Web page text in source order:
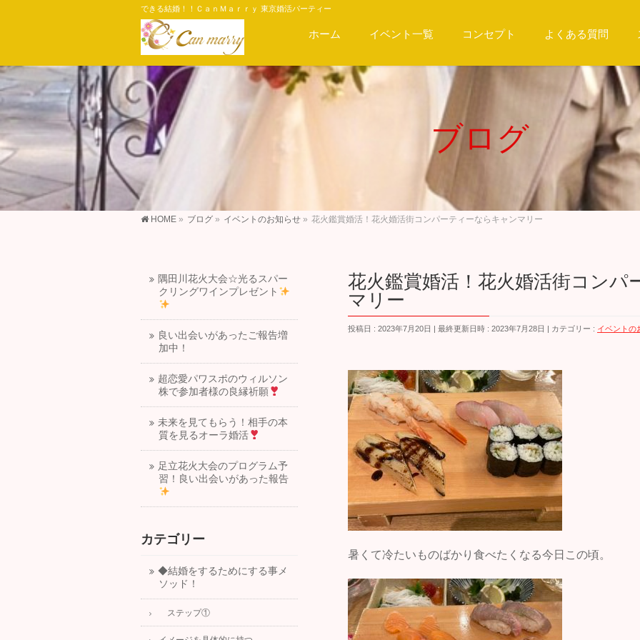
できる結婚！！ＣａｎＭａｒｒｙ 東京婚活パーティー
ホーム イベント一覧 コンセプト よくある質問
ブログ
HOME » ブログ » イベントのお知らせ » 花火鑑賞婚活！花火婚活街コンパーティーならキャンマリー
花火鑑賞婚活！花火婚活街コンパ
マリー
投稿日 : 2023年7月20日 最終更新日時 : 2023年7月28日 カテゴリー : イベントの
暑くて冷たいものばかり食べたくなる今日この頃。
隅田川花火大会☆光るスパー
クリングワインプレゼント
良い出会いがあったご報告増
加中！
超恋愛パワスポのウィルソン
株で参加者様の良縁祈願
未来を見てもらう！相手の本
質を見るオーラ婚活
足立花火大会のプログラム予
習！良い出会いがあった報告
カテゴリー
◆結婚をするためにする事メ
ソッド！
ステップ①